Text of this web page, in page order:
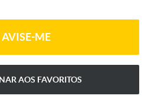
AVISE-ME
AOS FAVORITOS